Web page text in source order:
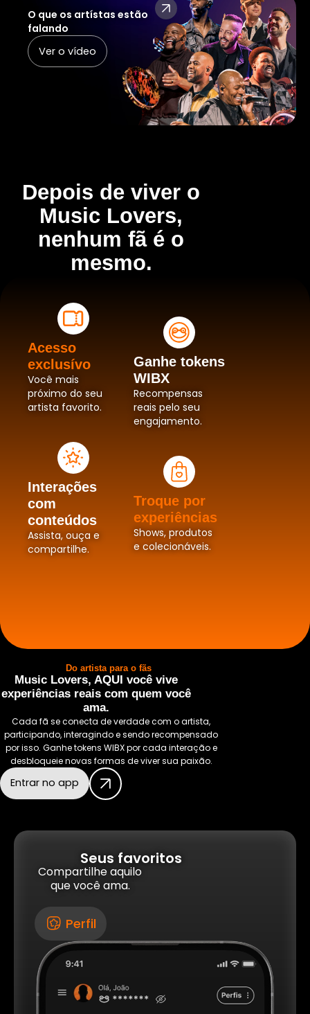
O que os artístas estão
falando
Ver o vídeo
Depois de viver o
Music Lovers,
nenhum fã é o
mesmo.
Acesso
exclusívo
Você mais
próximo do seu
artista favorito.
Interações
com
conteúdos
Assista, ouça e
compartilhe.
Ganhe tokens
WIBX
Recompensas
reais pelo seu
engajamento.
Troque por
experiências
Shows, produtos
e colecionáveis.
Do artista para o fãs
Music Lovers, AQUI você vive
experiências reais com quem você
ama.
Cada fã se conecta de verdade com o artista,
participando, interagindo e sendo recompensado
por isso. Ganhe tokens WIBX por cada interação e
desbloqueie novas formas de viver sua paixão.
Entrar no app
Seus favoritos
Compartilhe aquilo
que você ama.
Perfil